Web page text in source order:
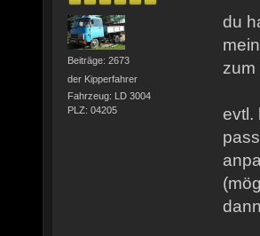
Beiträge: 2673
der Kipperfahrer
Fahrzeug: LD 3004
PLZ: 04205
du
zum
evtl.